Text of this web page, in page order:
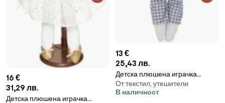
16 €
31,29 лв.
Детска плюшена играчка
13 €
25,43 лв.
Детска плюшена играчка
atmosphera Elephant, 32 cm
От текстил, утешители
В наличност